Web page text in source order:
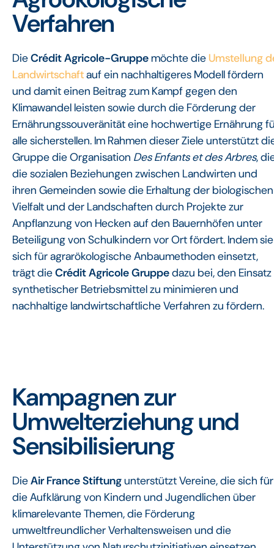
Verfahren
DieCrédit Agricole-Gruppemöchte dieUmstellung
Landwirtschaftauf ein nachhaltigeres Modell fördern
und damit einen Beitrag zum Kampf gegen den
Klimawandel leisten sowie durch die Förderung der
Ernährungssouveränität eine hochwertige Ernährung
alle sicherstellen. Im Rahmen dieser Ziele unterstützt
Gruppe die Organisation Des Enfants et des Arbres,
die sozialen Beziehungen zwischen Landwirten und
ihren Gemeinden sowie die Erhaltung der biologischen
Vielfalt und der Landschaften durch Projekte zur
Anpflanzung von Hecken auf den Bauernhöfen unter
Beteiligung von Schulkindern vor Ort fördert. Indem sie
sich für agrarökologische Anbaumethoden einsetzt,
trägt dieCrédit Agricole Gruppedazu bei, den Einsatz
synthetischer Betriebsmittel zu minimieren und
nachhaltige landwirtschaftliche Verfahren zu fördern.
Kampagnen zur
Umwelterziehung und
Sensibilisierung
DieAir France Stiftungunterstützt Vereine, die sich für
die Aufklärung von Kindern und Jugendlichen über
klimarelevante Themen, die Förderung
umweltfreundlicher Verhaltensweisen und die